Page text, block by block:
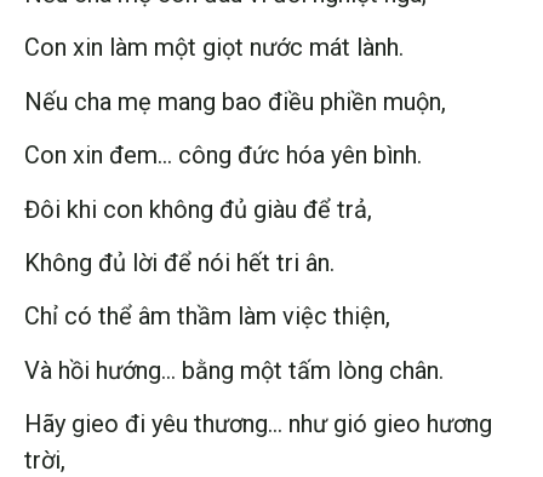
Con xin làm một giọt nước mát lành.
Nếu cha mẹ mang bao điều phiền muộn,
Con xin đem… công đức hóa yên bình.
Đôi khi con không đủ giàu để trả,
Không đủ lời để nói hết tri ân.
Chỉ có thể âm thầm làm việc thiện,
Và hồi hướng… bằng một tấm lòng chân.
Hãy gieo đi yêu thương… như gió gieo hương
trời,